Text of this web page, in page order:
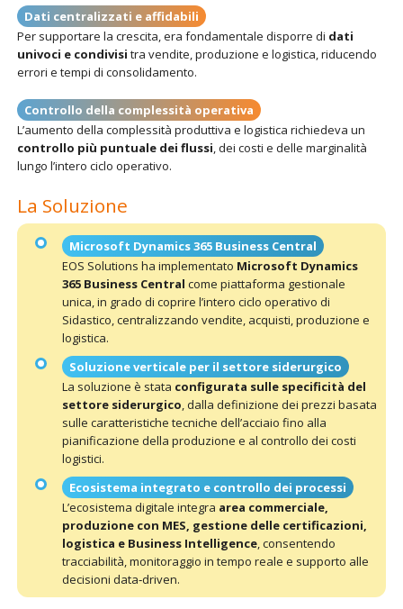
Dati centralizzati e affidabili
Per supportare la crescita, era fondamentale disporre di dati
univoci e condivisi tra vendite, produzione e logistica, riducendo
errori e tempi di consolidamento.
Controllo della complessità operativa
L’aumento della complessità produttiva e logistica richiedeva un
controllo più puntuale dei flussi, dei costi e delle marginalità
lungo l’intero ciclo operativo.
La Soluzione
Microsoft Dynamics 365 Business Central
EOS Solutions ha implementato Microsoft Dynamics
365 Business Central come piattaforma gestionale
unica, in grado di coprire l’intero ciclo operativo di
Sidastico, centralizzando vendite, acquisti, produzione e
logistica.
Soluzione verticale per il settore siderurgico
La soluzione è stata configurata sulle specificità del
settore siderurgico, dalla definizione dei prezzi basata
sulle caratteristiche tecniche dell’acciaio fino alla
pianificazione della produzione e al controllo dei costi
logistici.
Ecosistema integrato e controllo dei processi
L’ecosistema digitale integra area commerciale,
produzione con MES, gestione delle certificazioni,
logistica e Business Intelligence, consentendo
tracciabilità, monitoraggio in tempo reale e supporto alle
decisioni data‑driven.